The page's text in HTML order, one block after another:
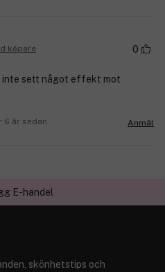
köpare 0
inte sett något effekt mot
6 år sedan Anmäl
E-handel
skönhetstips och